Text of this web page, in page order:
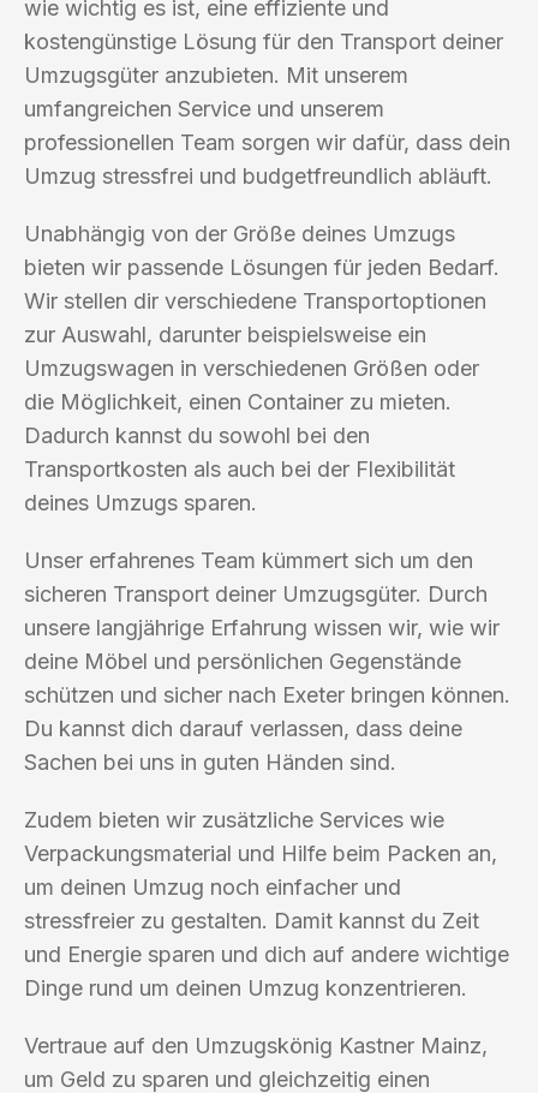
wie wichtig es ist, eine effiziente und
kostengünstige Lösung für den Transport deiner
Umzugsgüter anzubieten. Mit unserem
umfangreichen Service und unserem
professionellen Team sorgen wir dafür, dass dein
Umzug stressfrei und budgetfreundlich abläuft.
Unabhängig von der Größe deines Umzugs
bieten wir passende Lösungen für jeden Bedarf.
Wir stellen dir verschiedene Transportoptionen
zur Auswahl, darunter beispielsweise ein
Umzugswagen in verschiedenen Größen oder
die Möglichkeit, einen Container zu mieten.
Dadurch kannst du sowohl bei den
Transportkosten als auch bei der Flexibilität
deines Umzugs sparen.
Unser erfahrenes Team kümmert sich um den
sicheren Transport deiner Umzugsgüter. Durch
unsere langjährige Erfahrung wissen wir, wie wir
deine Möbel und persönlichen Gegenstände
schützen und sicher nach Exeter bringen können.
Du kannst dich darauf verlassen, dass deine
Sachen bei uns in guten Händen sind.
Zudem bieten wir zusätzliche Services wie
Verpackungsmaterial und Hilfe beim Packen an,
um deinen Umzug noch einfacher und
stressfreier zu gestalten. Damit kannst du Zeit
und Energie sparen und dich auf andere wichtige
Dinge rund um deinen Umzug konzentrieren.
Vertraue auf den Umzugskönig Kastner Mainz,
um Geld zu sparen und gleichzeitig einen